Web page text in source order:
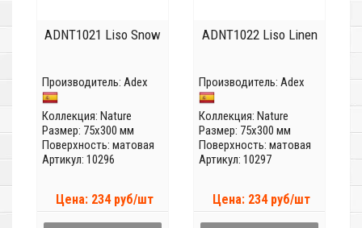
ADNT1021 Liso Snow
Производитель: Adex
Коллекция: Nature
Размер: 75x300 мм
Поверхность: матовая
Артикул: 10296
Цена: 234 руб/шт
ADNT1022 Liso Linen
Производитель: Adex
Коллекция: Nature
Размер: 75x300 мм
Поверхность: матовая
Артикул: 10297
Цена: 234 руб/шт